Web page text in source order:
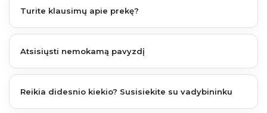
Turite klausimų apie prekę?
Atsisiųsti nemokamą pavyzdį
Reikia didesnio kiekio? Susisiekite su vadybininku